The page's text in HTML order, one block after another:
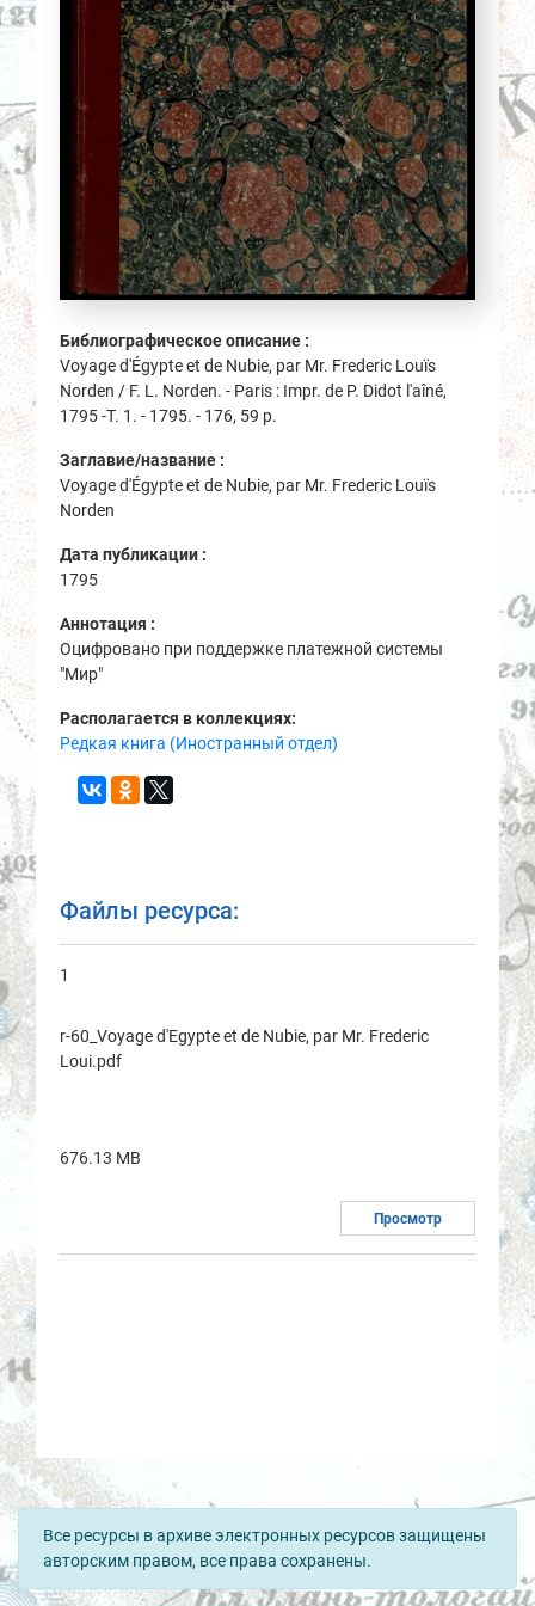
Библиографическое описание :
Voyage d'Égypte et de Nubie, par Mr. Frederic Louïs
Norden / F. L. Norden. - Paris : Impr. de P. Didot l'aîné,
1795 -Т. 1. - 1795. - 176, 59 p.
Заглавие/название :
Voyage d'Égypte et de Nubie, par Mr. Frederic Louïs
Norden
Дата публикации :
1795
Аннотация :
Оцифровано при поддержке платежной системы
"Мир"
Располагается в коллекциях:
Редкая книга (Иностранный отдел)
Файлы ресурса:
1
r-60_Voyage d'Egypte et de Nubie, par Mr. Frederic
Loui.pdf
676.13 MB
Просмотр
Все ресурсы в архиве электронных ресурсов защищены
авторским правом, все права сохранены.